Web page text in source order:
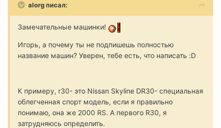
alorg писал:
Замечательные машинки!
Игорь, а почему ты не подпишешь полностью
название машин? Уверен, тебе есть, что написать :D
К примеру, r30- это Nissan Skyline DR30- специальная
облегченная спорт модель, если я правильно
понимаю, она же 2000 RS. А первого R30, я
затрудняюсь определить.